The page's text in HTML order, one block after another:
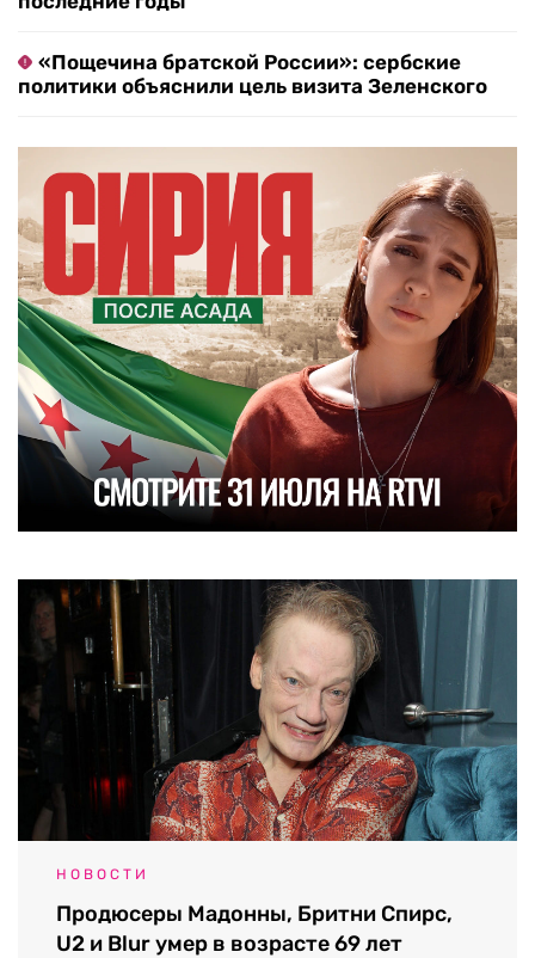
«Пощечина братской России»: сербские
политики объяснили цель визита Зеленского
НОВОСТИ
Продюсеры Мадонны, Бритни Спирс,
U2 и Blur умер в возрасте 69 лет